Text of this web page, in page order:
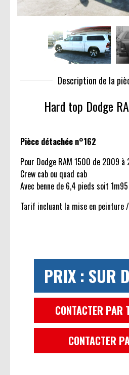
Description de la
Hard top Dodge
Pièce détachée n°162
Pour Dodge RAM 1500 de 2009 à
Crew cab ou quad cab
Avec benne de 6,4 pieds soit 1m95
Tarif incluant la mise en peinture
PRIX : SUR
CONTACTER PAR
CONTACTER